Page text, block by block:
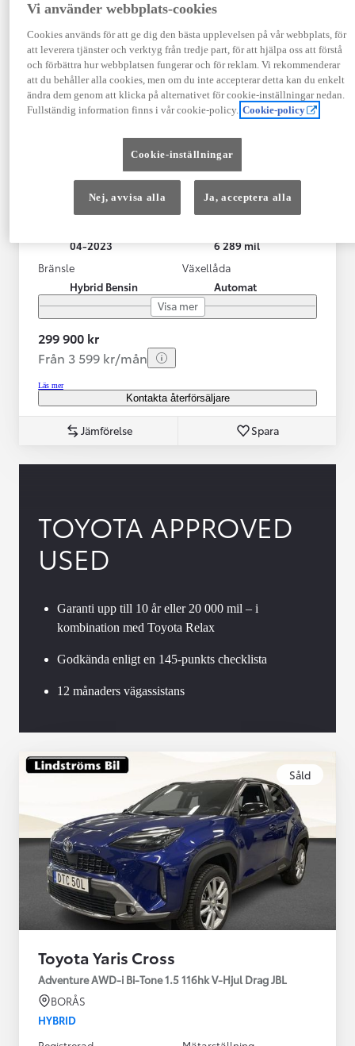
Toyota Yaris Cross
Toyota Yaris Cross 1,5 Hybrid Adventure Drag V-Hjul
KRYLBO
04-2023
6 289 mil
Bränsle
Hybrid Bensin
Växellåda
Automat
Visa mer
299 900 kr
Från 3 599 kr/mån
Läs mer
Kontakta återförsäljare
Jämförelse Spara
TOYOTA APPROVED
USED
Garanti upp till 10 år eller 20 000 mil – i
kombination med Toyota Relax
Godkända enligt en 145-punkts checklista
12 månaders vägassistans
Såld
Toyota Yaris Cross
Adventure AWD-i Bi-Tone 1.5 116hk V-Hjul Drag JBL
BORÅS
HYBRID
Vi använder webbplats-cookies
Cookies används för att ge dig den bästa upplevelsen på vår webbplats, för
att leverera tjänster och verktyg från tredje part, för att hjälpa oss att förstå
och förbättra hur webbplatsen fungerar och för reklam. Vi rekommenderar
att du behåller alla cookies, men om du inte accepterar detta kan du enkelt
ändra dem genom att klicka på alternativet för cookie-inställningar nedan.
Fullständig information finns i vår cookie-policy. Cookie-policy
Cookie-inställningar
Nej, avvisa alla Ja, acceptera alla